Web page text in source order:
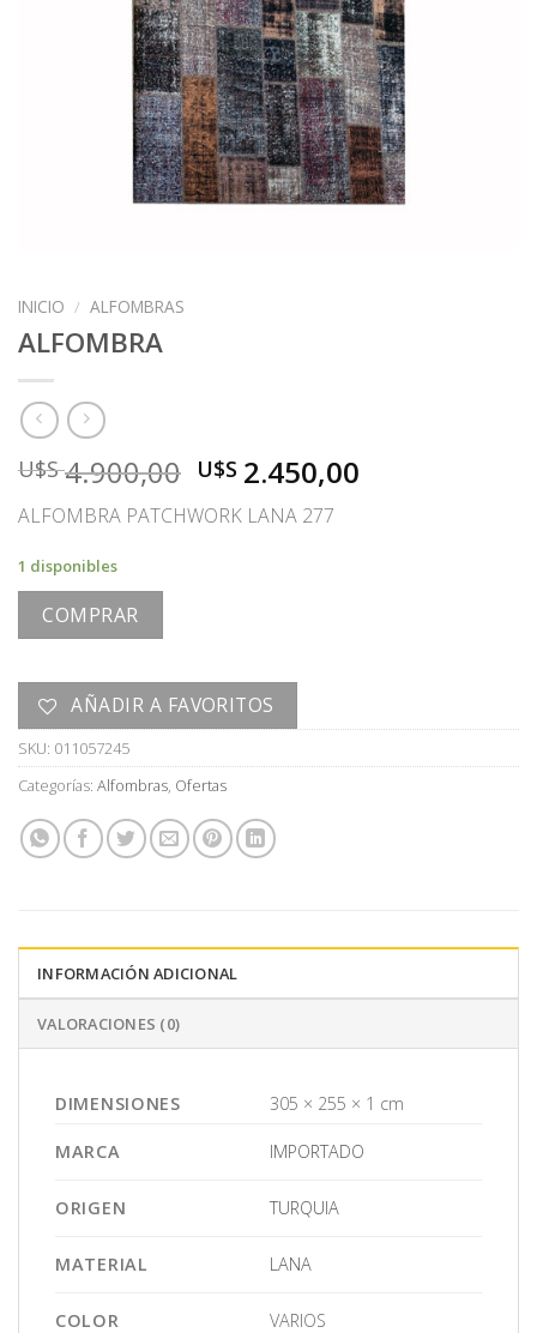
INICIO / ALFOMBRAS
ALFOMBRA
U$S4.900,00 El
precio
original
U$S 2.450,00
ALFOMBRA PATCHWORK LANA 277
1 disponibles
COMPRAR
AÑADIR A FAVORITOS
SKU: 011057245
Categorías: Alfombras, Ofertas
INFORMACIÓN ADICIONAL
VALORACIONES (0)
DIMENSIONES 305 × 255 × 1 cm
MARCA IMPORTADO
ORIGEN TURQUIA
MATERIAL LANA
COLOR VARIOS